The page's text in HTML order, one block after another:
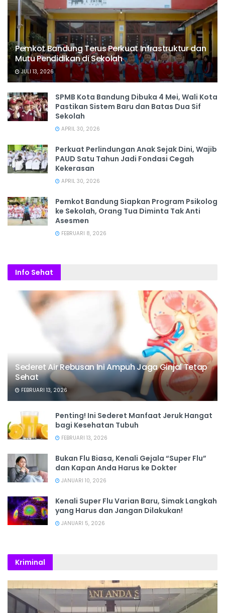
Pemkot Bandung Terus Perkuat Infrastruktur dan
Mutu Pendidikan di Sekolah
JULI 13, 2026
SPMB Kota Bandung Dibuka 4 Mei, Wali Kota
Pastikan Sistem Baru dan Batas Dua Sif
Sekolah
APRIL 30, 2026
Perkuat Perlindungan Anak Sejak Dini, Wajib
PAUD Satu Tahun Jadi Fondasi Cegah
Kekerasan
APRIL 30, 2026
Pemkot Bandung Siapkan Program Psikolog
ke Sekolah, Orang Tua Diminta Tak Anti
Asesmen
FEBRUARI 8, 2026
Info Sehat
Sederet Air Rebusan Ini Ampuh Jaga Ginjal Tetap
Sehat
FEBRUARI 13, 2026
Penting! Ini Sederet Manfaat Jeruk Hangat
bagi Kesehatan Tubuh
FEBRUARI 13, 2026
Bukan Flu Biasa, Kenali Gejala “Super Flu”
dan Kapan Anda Harus ke Dokter
JANUARI 10, 2026
Kenali Super Flu Varian Baru, Simak Langkah
yang Harus dan Jangan Dilakukan!
JANUARI 5, 2026
Kriminal